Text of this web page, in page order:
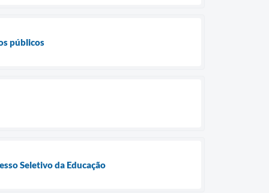
públicos
Seletivo da Educação